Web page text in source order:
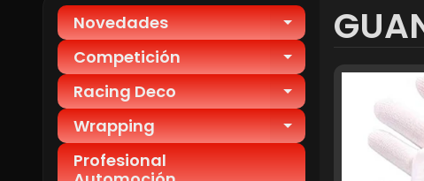
Novedades EXPAND
Competición EXPAND
Racing Deco EXPAND
Wrapping EXPAND
Profesional